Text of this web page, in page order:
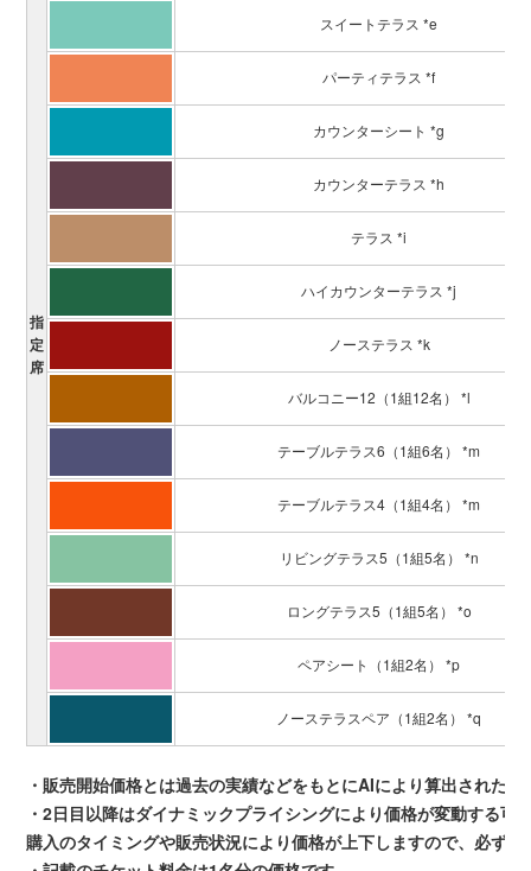
指
定
席
スイートテラス *e
パーティテラス *f
カウンターシート *g
カウンターテラス *h
テラス *i
ハイカウンターテラス *j
ノーステラス *k
バルコニー12（1組12名） *l
テーブルテラス6（1組6名） *m
テーブルテラス4（1組4名） *m
リビングテラス5（1組5名） *n
ロングテラス5（1組5名） *o
ペアシート（1組2名） *p
ノーステラスペア（1組2名） *q
・販売開始価格とは過去の実績などをもとにAIにより算出された
・2日目以降はダイナミックプライシングにより価格が変動する可
購入のタイミングや販売状況により価格が上下しますので、必ず